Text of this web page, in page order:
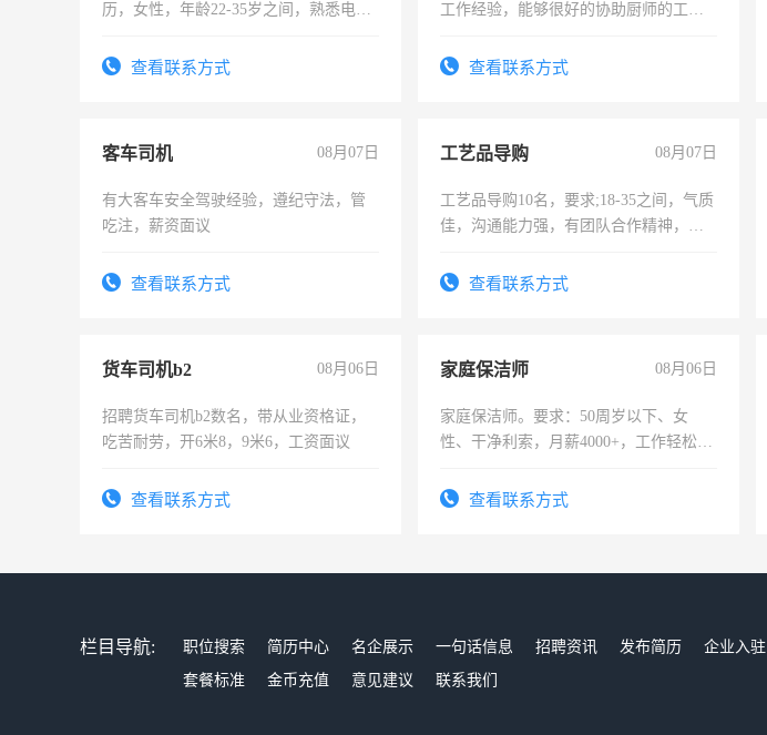
历，女性，年龄22-35岁之间，熟悉电脑
试用期1-3个月，转正后交纳五险，
查看联系方式
工作经验，能够很好的协助厨师的工
4500。查看联系方式
客车司机 08月07日
有大客车安全驾驶经验，遵纪守法，管
吃注，薪资面议
查看联系方式
工艺品导购 08月07日
工艺品导购10名，要求;18-35之间，气质
佳，沟通能力强，有团队合作精神，有
查看联系方式
货车司机b2 08月06日
招聘货车司机b2数名，带从业资格证，
吃苦耐劳，开6米8，9米6，工资面议
查看联系方式
家庭保洁师 08月06日
家庭保洁师。要求：50周岁以下、女
性、干净利索，月薪4000+，工作轻松，
太太等。查看联系方式
栏目导航: 职位搜索 简历中心 名企展示 一句话信息 招聘资讯 发布简历 企业入驻
套餐标准
金币充值 意见建议 联系我们